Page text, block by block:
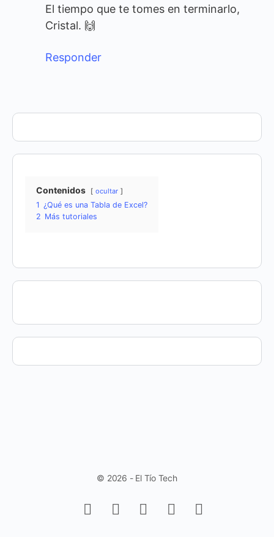
El tiempo que te tomes en terminarlo,
Cristal. 🙌
Responder
Contenidos ocultar
1 ¿Qué es una Tabla de Excel?
2 Más tutoriales
© 2026 - El Tío Tech